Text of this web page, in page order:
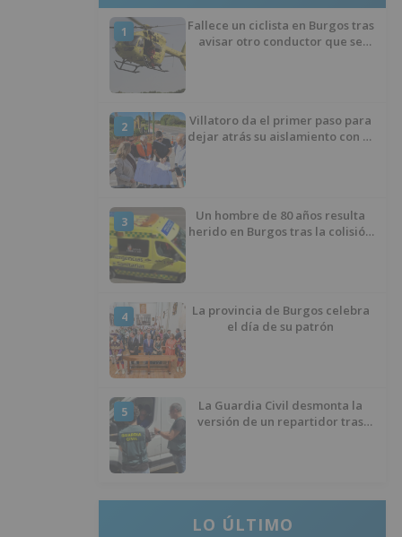
1
Fallece un ciclista en Burgos tras
avisar otro conductor que se
2
Villatoro da el primer paso para
dejar atrás su aislamiento con el
3
Un hombre de 80 años resulta
herido en Burgos tras la colisión
4
La provincia de Burgos celebra
el día de su patrón
5
La Guardia Civil desmonta la
versión de un repartidor tras
LO ÚLTIMO